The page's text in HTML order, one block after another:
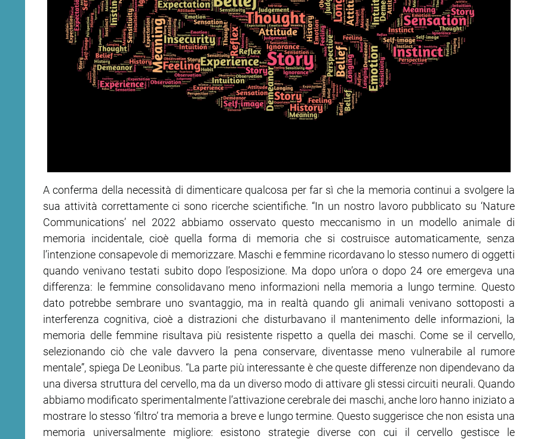
A conferma della necessità di dimenticare qualcosa per far sì che la memoria continui a svolgere la
sua attività correttamente ci sono ricerche scientifiche. “In un nostro lavoro pubblicato su ‘Nature
Communications’ nel 2022 abbiamo osservato questo meccanismo in un modello animale di
memoria incidentale, cioè quella forma di memoria che si costruisce automaticamente, senza
l’intenzione consapevole di memorizzare. Maschi e femmine ricordavano lo stesso numero di oggetti
quando venivano testati subito dopo l’esposizione. Ma dopo un’ora o dopo 24 ore emergeva una
differenza: le femmine consolidavano meno informazioni nella memoria a lungo termine. Questo
dato potrebbe sembrare uno svantaggio, ma in realtà quando gli animali venivano sottoposti a
interferenza cognitiva, cioè a distrazioni che disturbavano il mantenimento delle informazioni, la
memoria delle femmine risultava più resistente rispetto a quella dei maschi. Come se il cervello,
selezionando ciò che vale davvero la pena conservare, diventasse meno vulnerabile al rumore
mentale”, spiega De Leonibus. “La parte più interessante è che queste differenze non dipendevano da
una diversa struttura del cervello, ma da un diverso modo di attivare gli stessi circuiti neurali. Quando
abbiamo modificato sperimentalmente l’attivazione cerebrale dei maschi, anche loro hanno iniziato a
mostrare lo stesso ‘filtro’ tra memoria a breve e lungo termine. Questo suggerisce che non esista una
memoria universalmente migliore: esistono strategie diverse con cui il cervello gestisce le